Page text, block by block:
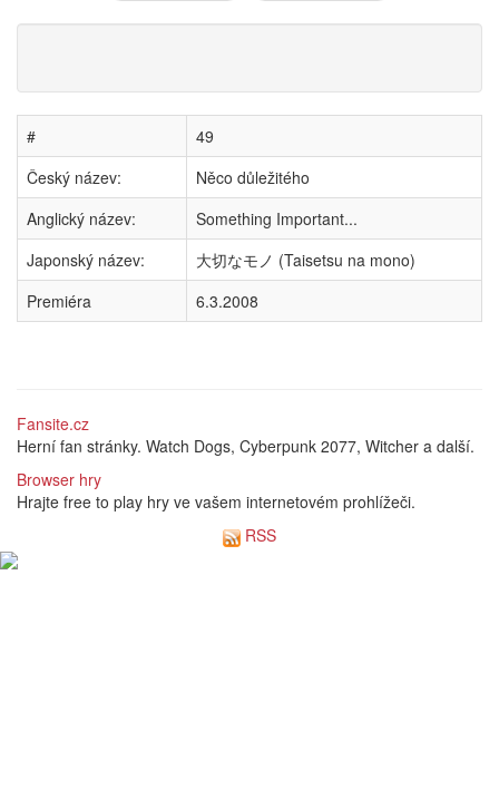
#
49
Český název:
Něco důležitého
Anglický název:
Something Important...
Japonský název:
大切なモノ (Taisetsu na mono)
Premiéra
6.3.2008
Fansite.cz
Herní fan stránky. Watch Dogs, Cyberpunk 2077, Witcher a další.
Browser hry
Hrajte free to play hry ve vašem internetovém prohlížeči.
RSS